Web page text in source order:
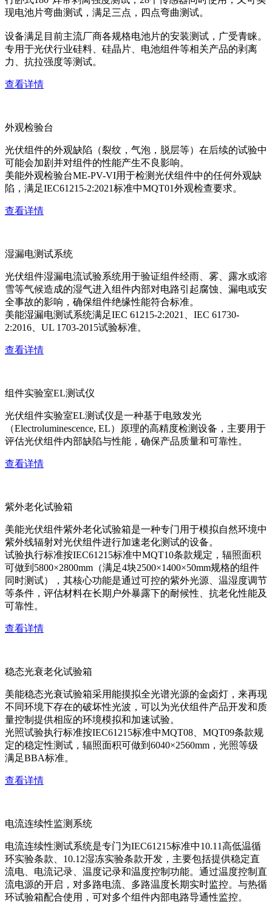
现电池片弯曲测试，满足三点，四点弯曲测试。
设备满足目前主流厂商各规格电池片的安装测试，广受青睐。
专用于光伏行业硅料、硅晶片、电池组件等相关产品的剥离
力、抗拉强度等测试。
查看详情
外观检验台
光伏组件的外观缺陷（裂纹，气泡，脱层等）在后续的试验中
可能会加剧并对组件的性能产生不良影响。
美能外观检验台ME-PV-VI用于检测光伏组件中的任何外观缺
陷，满足IEC61215-2:2021标准中MQT01外观检查要求。
查看详情
湿漏电测试系统
光伏组件湿漏电流试验系统用于验证组件经雨、雾、露水或溶
雪等气候造成的湿气进入组件内部对电路引起腐蚀、漏电或安
全事故的影响，确保组件绝缘性能符合标准。
美能湿漏电测试系统满足IEC 61215-2:2021、IEC 61730-
2:2016、UL 1703-2015试验标准。
查看详情
组件实验室EL测试仪
光伏组件实验室EL测试仪是一种基于电致发光
（Electroluminescence, EL）原理的高精度检测设备，主要用于
评估光伏组件内部缺陷与性能，确保产品质量和可靠性。
查看详情
紫外老化试验箱
美能光伏组件紫外老化试验箱是一种专门用于模拟自然环境中
紫外线辐射对光伏组件进行加速老化测试的设备。
试验执行标准按IEC61215标准中MQT10条款规定，辐照面积
可做到5800×2800mm（满足4块2500×1400×50mm规格的组件
同时测试），其核心功能是通过可控的紫外光源、温湿度调节
等条件，评估材料在长期户外暴露下的耐候性、抗老化性能及
可靠性。
查看详情
稳态光衰老化试验箱
美能稳态光衰试验箱采用能摸拟全光谱光源的金卤灯，来再现
不同环境下存在的破坏性光波，可以为光伏组件产品开发和质
量控制提供相应的环境模拟和加速试验。
光照试验执行标准按IEC61215标准中MQT08、MQT09条款规
定的稳定性测试，辐照面积可做到6040×2560mm，光照等级
满足BBA标准。
查看详情
电流连续性监测系统
电流连续性测试系统是专门为IEC61215标准中10.11高低温循
环实验条款、10.12湿冻实验条款开发，主要包括提供稳定直
流电、电流记录、温度记录和温度控制功能。通过温度控制直
流电源的开启，对多路电流、多路温度长期实时监控。与热循
环试验箱配合使用，可对多个组件内部电路导通性监控。